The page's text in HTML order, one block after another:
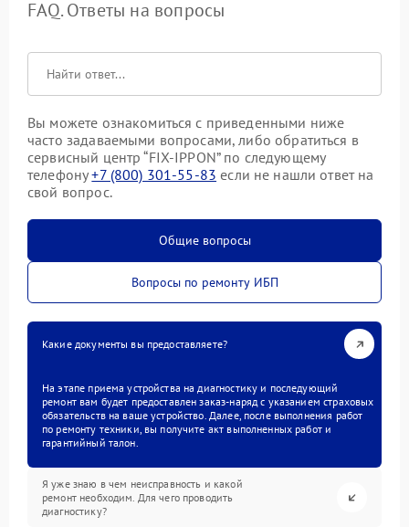
FAQ. Ответы на вопросы
Вы можете ознакомиться с приведенными ниже
часто задаваемыми вопросами, либо обратиться в
сервисный центр “FIX-IPPON” по следующему
телефону+7 (800) 301-55-83 если не нашли ответ на
свой вопрос.
Общие вопросы
Вопросы по ремонту ИБП
Какие документы вы предоставляете?
На этапе приема устройства на диагностику и последующий
ремонт вам будет предоставлен заказ-наряд с указанием страховых
обязательств на ваше устройство. Далее, после выполнения работ
по ремонту техники, вы получите акт выполненных работ и
гарантийный талон.
Я уже знаю в чем неисправность и какой
ремонт необходим. Для чего проводить
диагностику?